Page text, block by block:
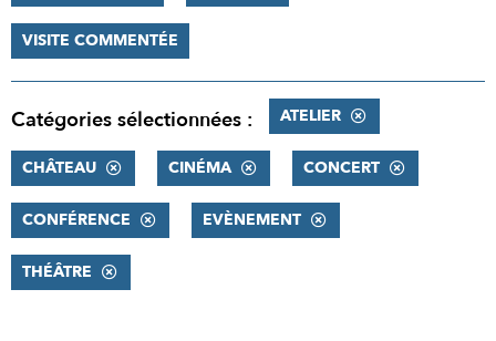
VISITE COMMENTÉE
Catégories sélectionnées : ATELIER
CHÂTEAU CINÉMA CONCERT
CONFÉRENCE EVÈNEMENT
THÉÂTRE